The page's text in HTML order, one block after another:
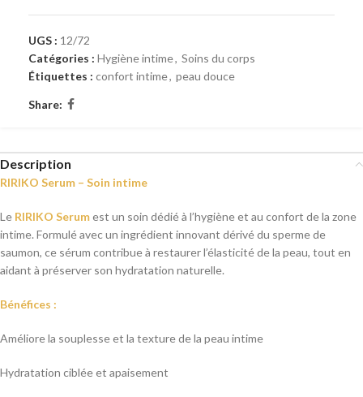
UGS : 12/72
Catégories : Hygiène intime, Soins du corps
Étiquettes : confort intime, peau douce
Share:
Description
RIRIKO Serum – Soin intime
Le RIRIKO Serumest un soin dédié à l’hygiène et au confort de la zone
intime. Formulé avec un ingrédient innovant dérivé du sperme de
saumon, ce sérum contribue à restaurer l’élasticité de la peau, tout en
aidant à préserver son hydratation naturelle.
Bénéfices :
Améliore la souplesse et la texture de la peau intime
Hydratation ciblée et apaisement